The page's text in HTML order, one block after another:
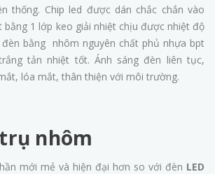
thống. Chip led được dán chắc chắn vào
bằng 1 lớp keo giải nhiệt chịu được nhiệt độ
bằng nhôm nguyên chất phủ nhựa bpt
tản nhiệt tốt. Ánh sáng đèn liên tục,
lóa mắt, thân thiện với môi trường.
nhôm
mới mẻ và hiện đại hơn so với đèn LED